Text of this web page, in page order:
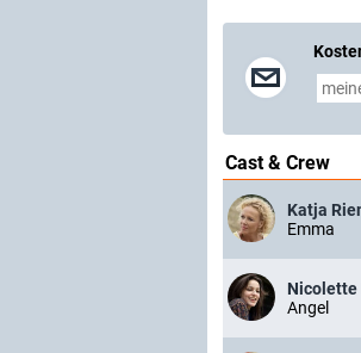
Cast & Crew
Katja
Emma
Nicolette
Angel